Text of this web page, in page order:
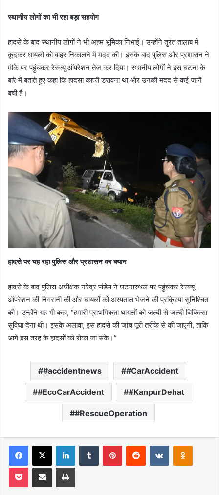
स्थानीय लोगों का भी रहा बड़ा सहयोग
हादसे के बाद स्थानीय लोगों ने भी अहम भूमिका निभाई। उन्होंने तुरंत तालाब में
कूदकर घायलों को बाहर निकालने में मदद की। इसके बाद पुलिस और प्रशासन ने
मौके पर पहुंचकर रेस्क्यू ऑपरेशन तेज कर दिया। स्थानीय लोगों ने इस घटना के
बारे में बताते हुए कहा कि हादसा काफी डरावना था और उनकी मदद से कई जानें
बची हैं।
हादसे पर यह रहा पुलिस और प्रशासन का बयान
हादसे के बाद पुलिस अधीक्षक नरेंद्र पांडेय ने घटनास्थल पर पहुंचकर रेस्क्यू
ऑपरेशन की निगरानी की और घायलों को अस्पताल भेजने की प्रक्रिया सुनिश्चित
की। उन्होंने यह भी कहा, “हमारी प्राथमिकता घायलों को जल्दी से जल्दी चिकित्सा
सुविधा देना थी। इसके अलावा, इस हादसे की जांच पूरी तरीके से की जाएगी, ताकि
आगे इस तरह के हादसों को रोका जा सके।”
#accidentnews #CarAccident
#EcoCarAccident #KanpurDehat
#RescueOperation
Facebook
X LinkedInTumblr PinterestReddit VKontakte
Pocket Share via Email Print